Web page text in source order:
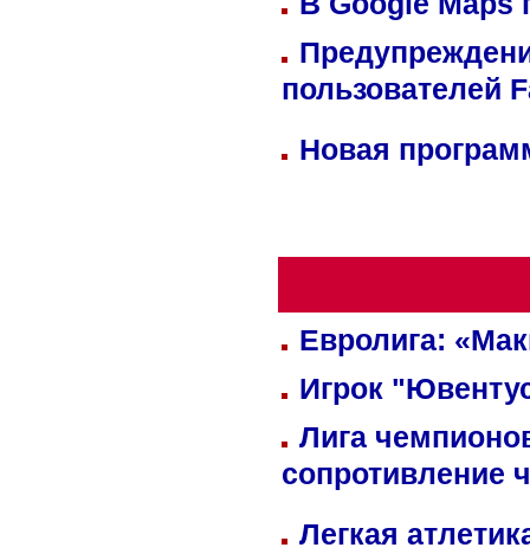
пользователей
Новая
Евролига:
Игрок
Лига
сопротивление
Легкая